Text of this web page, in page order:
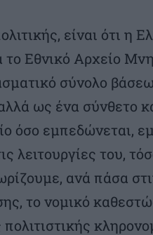
είναι ότι η
το Εθνικό Αρχείο
σύνολο
ως ένα σύνθετο
όσο εμπεδώνεται,
λειτουργίες του,
ανά πάσα
το νομικό